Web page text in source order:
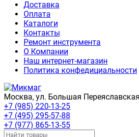
Доставка
Оплата
Каталоги
Контакты
Ремонт инструмента
О Компании
Наш интернет-магазин
Политика конфедициальности
Москва, ул. Большая
+7 (985) 220-13-25
+7 (495) 295-57-88
+7 (977) 865-13-55